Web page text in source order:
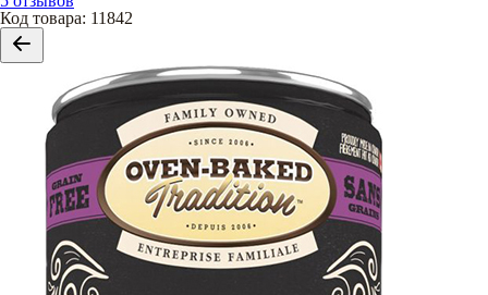
Код товара: 11842